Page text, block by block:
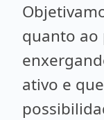
quanto ao
ativo e